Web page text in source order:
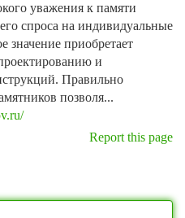
уважения к памяти
спроса на индивидуальные
значение приобретает
и
Правильно
позволя...
Report this page